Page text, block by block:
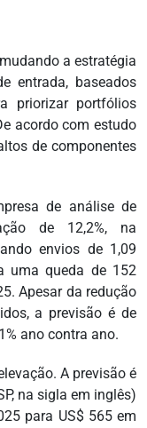
a estratégia
entrada, baseados
priorizar portfólios
acordo com estudo
de componentes
de análise de
de 12,2%, na
envios de 1,09
uma queda de 152
Apesar da redução
a previsão é de
ano contra ano.
A previsão é
na sigla em inglês)
para US$ 565 em